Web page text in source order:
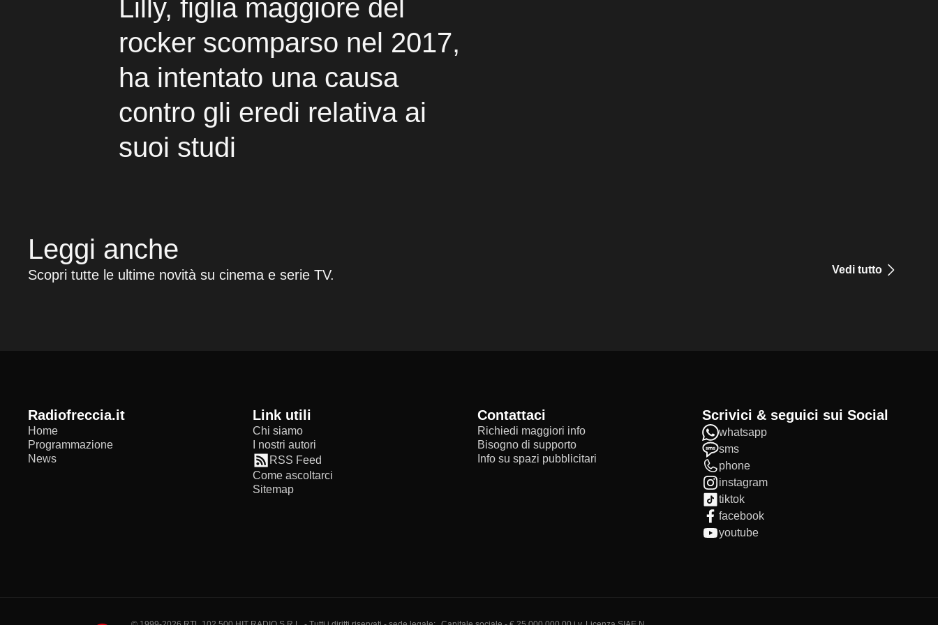
Lilly, figlia maggiore del
rocker scomparso nel 2017,
ha intentato una causa
contro gli eredi relativa ai
suoi studi
Leggi anche
Scopri tutte le ultime novità su cinema e serie TV. Vedi tutto
radiofreccia.it
Home
Programmazione
News
Link utili
Chi siamo
I nostri autori
RSS Feed
Come ascoltarci
Sitemap
Contattaci
Richiedi maggiori info
Bisogno di supporto
Info su spazi pubblicitari
Scrivici & seguici sui Social
whatsapp
sms
phone
instagram
tiktok
facebook
youtube